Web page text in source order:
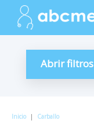
Abrir filtros
Inicio | Carballo